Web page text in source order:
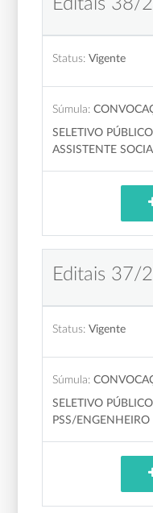
Status: Vigente
Súmula:
SELETIVO
ASSISTENTE
Editais 37/
Status: Vigente
Súmula:
SELETIVO
PSS/